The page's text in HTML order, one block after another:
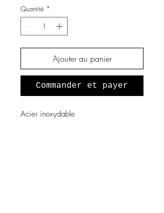
Quantité *
Ajouter au panier
Commander et payer
Acier inoxydable